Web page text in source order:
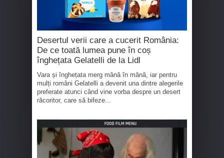
Desertul verii care a cucerit România:
De ce toată lumea pune în coș
înghețata Gelatelli de la Lidl
Vara și înghețata merg mână în mână, iar pentru
mulți români Gelatelli a devenit una dintre alegerile
preferate atunci când vine vorba despre un desert
răcoritor, care să bifeze...